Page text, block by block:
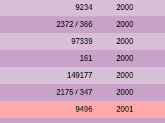
9234 2000
2372 / 366 2000
97339 2000
161 2000
149177 2000
2175 / 347 2000
9496 2001